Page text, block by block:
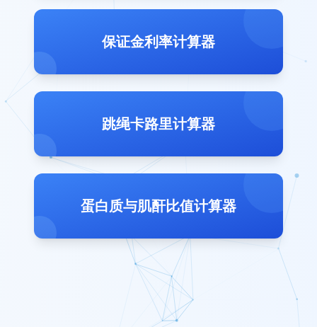
保证金利率计算器
跳绳卡路里计算器
蛋白质与肌酐比值计算器